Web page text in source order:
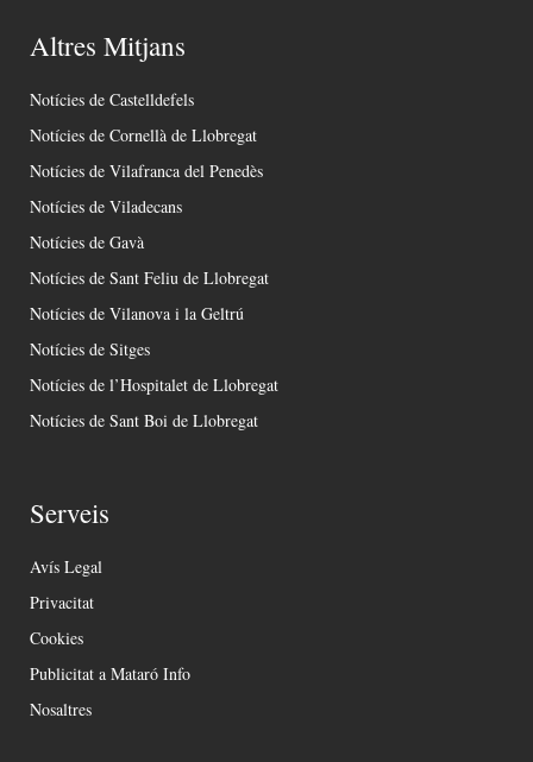
Altres Mitjans
Notícies de Castelldefels
Notícies de Cornellà de Llobregat
Notícies de Vilafranca del Penedès
Notícies de Viladecans
Notícies de Gavà
Notícies de Sant Feliu de Llobregat
Notícies de Vilanova i la Geltrú
Notícies de Sitges
Notícies de l’Hospitalet de Llobregat
Notícies de Sant Boi de Llobregat
Serveis
Avís Legal
Privacitat
Cookies
Publicitat a Mataró Info
Nosaltres